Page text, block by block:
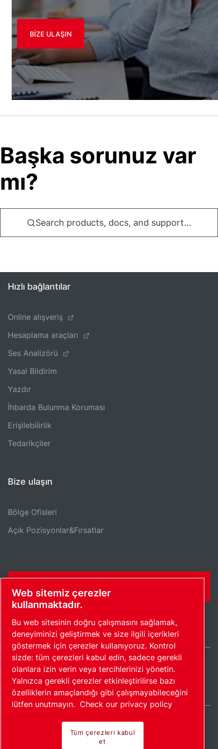
BIZE ULAŞIN
Başka sorunuz var
mı?
Search products, docs, and support...
Hızlı bağlantılar
Online alışveriş
Hesaplama araçları
Ses Analizörü
Yasal Bildirim
Yazdır
İhbarda Bulunma Koruması
Erişilebilirlik
Tedarikçiler
Bize ulaşın
Bölge Ofisleri
Açık Pozisyonlar&Fırsatlar
Site haritasıÇerezleri yönet© 2026 Telif Hakkı.
Turkey / TR
Web sitemiz çerezler
kullanmaktadır.
Bu web sitesinin doğru çalışmasını sağlamak,
deneyiminizi geliştirmek ve size ilgili içerikleri
göstermek için çerezler kullanıyoruz. Kontrol
sizde: tüm çerezleri kabul edin, sadece gerekli
olanlara izin verin veya tercihlerinizi yönetin.
Yalnızca gerekli çerezler etkinleştirilirse bazı
özelliklerin amaçlandığı gibi çalışmayabileceğini
lütfen unutmayın. Check our privacy policy
Tüm çerezleri kabul
et